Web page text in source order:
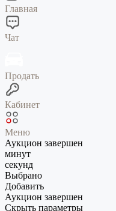
Главная
Чат
Продать
Кабинет
Меню
Аукцион завершен
минут
секунд
Выбрано
Добавить
Аукцион завершен
Скрыть параметры